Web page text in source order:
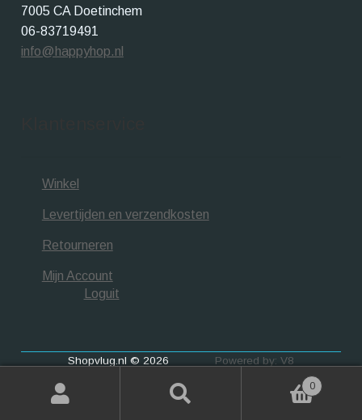
7005 CA Doetinchem
06-83719491
info@happyhop.nl
Winkel
Levertijden en verzendkosten
Retourneren
Mijn Account
Loguit
Shopvlug.nl © 2026 Powered by: V8
0